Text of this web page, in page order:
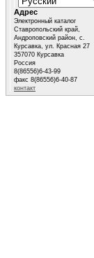
Адрес
Электронный каталог
Ставропольский край,
Андроповский район, с.
Курсавка, ул. Красная 27
357070 Курсавка
Россия
8(86556)6-43-99
факс 8(86556)6-40-87
контакт